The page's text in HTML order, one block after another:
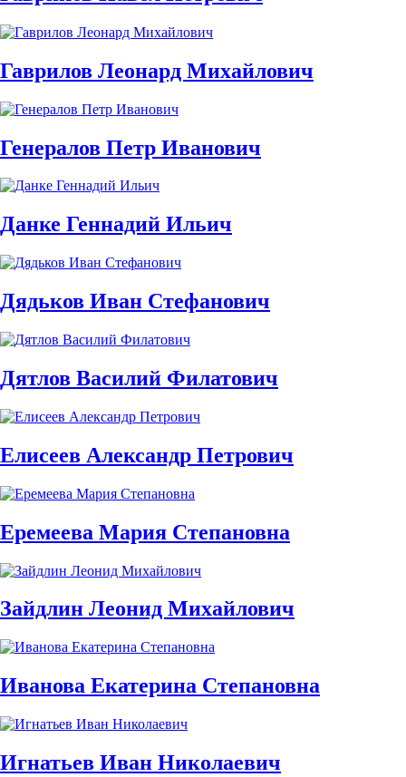
Гаврилов Леонард Михайлович
Генералов Петр Иванович
Данке Геннадий Ильич
Дядьков Иван Стефанович
Дятлов Василий Филатович
Елисеев Александр Петрович
Еремеева Мария Степановна
Зайдлин Леонид Михайлович
Иванова Екатерина Степановна
Игнатьев Иван Николаевич